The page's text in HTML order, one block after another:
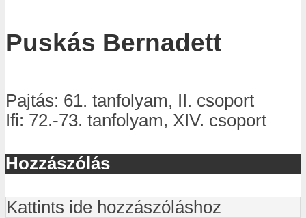
Puskás Bernadett
Pajtás: 61. tanfolyam, II. csoport
Ifi: 72.-73. tanfolyam, XIV. csoport
Hozzászólás
Kattints ide hozzászóláshoz